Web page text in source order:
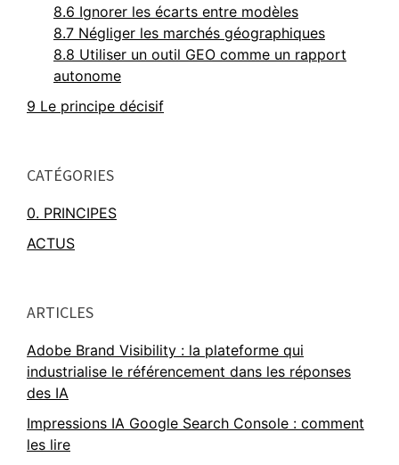
8.6 Ignorer les écarts entre modèles
8.7 Négliger les marchés géographiques
8.8 Utiliser un outil GEO comme un rapport
autonome
9 Le principe décisif
CATÉGORIES
0. PRINCIPES
ACTUS
ARTICLES
Adobe Brand Visibility : la plateforme qui
industrialise le référencement dans les réponses
des IA
Impressions IA Google Search Console : comment
les lire